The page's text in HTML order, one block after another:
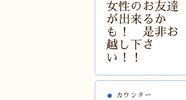
女性のお友達
が出来るか
も！ 是非お
越し下さ
い！！
カウンター